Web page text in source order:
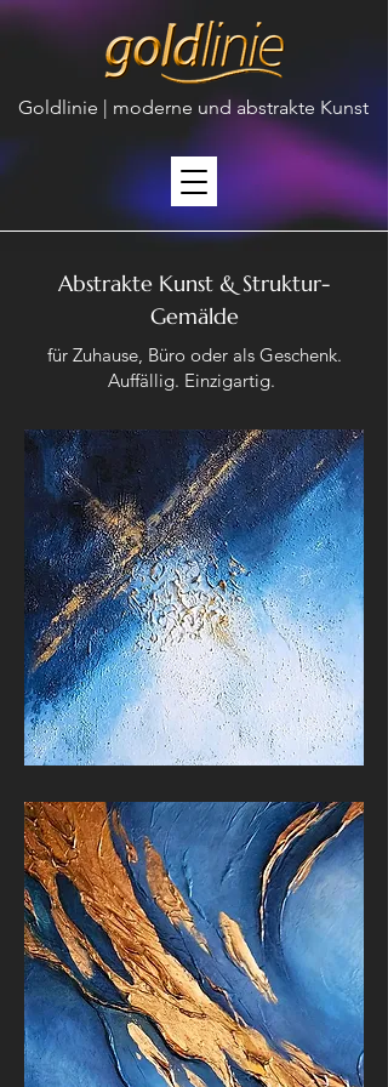
Goldlinie | moderne und abstrakte Kunst
Abstrakte Kunst & Struktur-
Gemälde
​für Zuhause, Büro oder als Geschenk.
Auffällig. Einzigartig.